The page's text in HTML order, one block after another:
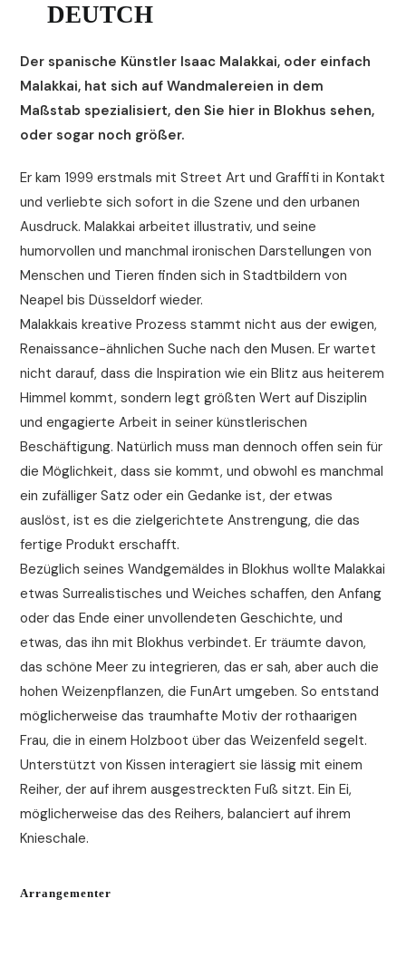
DEUTCH
Der spanische Künstler Isaac Malakkai, oder einfach
Malakkai, hat sich auf Wandmalereien in dem
Maßstab spezialisiert, den Sie hier in Blokhus sehen,
oder sogar noch größer.
Er kam 1999 erstmals mit Street Art und Graffiti in Kontakt
und verliebte sich sofort in die Szene und den urbanen
Ausdruck. Malakkai arbeitet illustrativ, und seine
humorvollen und manchmal ironischen Darstellungen von
Menschen und Tieren finden sich in Stadtbildern von
Neapel bis Düsseldorf wieder.
Malakkais kreative Prozess stammt nicht aus der ewigen,
Renaissance-ähnlichen Suche nach den Musen. Er wartet
nicht darauf, dass die Inspiration wie ein Blitz aus heiterem
Himmel kommt, sondern legt größten Wert auf Disziplin
und engagierte Arbeit in seiner künstlerischen
Beschäftigung. Natürlich muss man dennoch offen sein für
die Möglichkeit, dass sie kommt, und obwohl es manchmal
ein zufälliger Satz oder ein Gedanke ist, der etwas
auslöst, ist es die zielgerichtete Anstrengung, die das
fertige Produkt erschafft.
Bezüglich seines Wandgemäldes in Blokhus wollte Malakkai
etwas Surrealistisches und Weiches schaffen, den Anfang
oder das Ende einer unvollendeten Geschichte, und
etwas, das ihn mit Blokhus verbindet. Er träumte davon,
das schöne Meer zu integrieren, das er sah, aber auch die
hohen Weizenpflanzen, die FunArt umgeben. So entstand
möglicherweise das traumhafte Motiv der rothaarigen
Frau, die in einem Holzboot über das Weizenfeld segelt.
Unterstützt von Kissen interagiert sie lässig mit einem
Reiher, der auf ihrem ausgestreckten Fuß sitzt. Ein Ei,
möglicherweise das des Reihers, balanciert auf ihrem
Knieschale.
Arrangementer